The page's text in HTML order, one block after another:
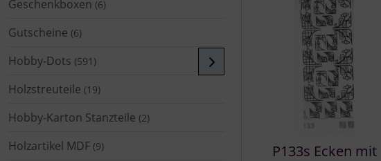
Geschenkboxen (6)
Gutscheine (6)
Hobby-Dots (591)
Holzstreuteile (19)
Hobby-Karton Stanzteile (2)
Holzartikel MDF (9)
P133s Ecken mit